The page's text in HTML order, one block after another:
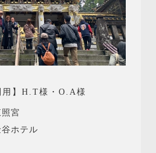
用】H.T様・O.A様
照宮
谷ホテル